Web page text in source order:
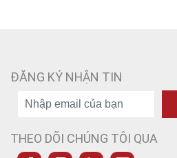
ĐĂNG KÝ NHẬN TIN
THEO DÕI CHÚNG TÔI QUA